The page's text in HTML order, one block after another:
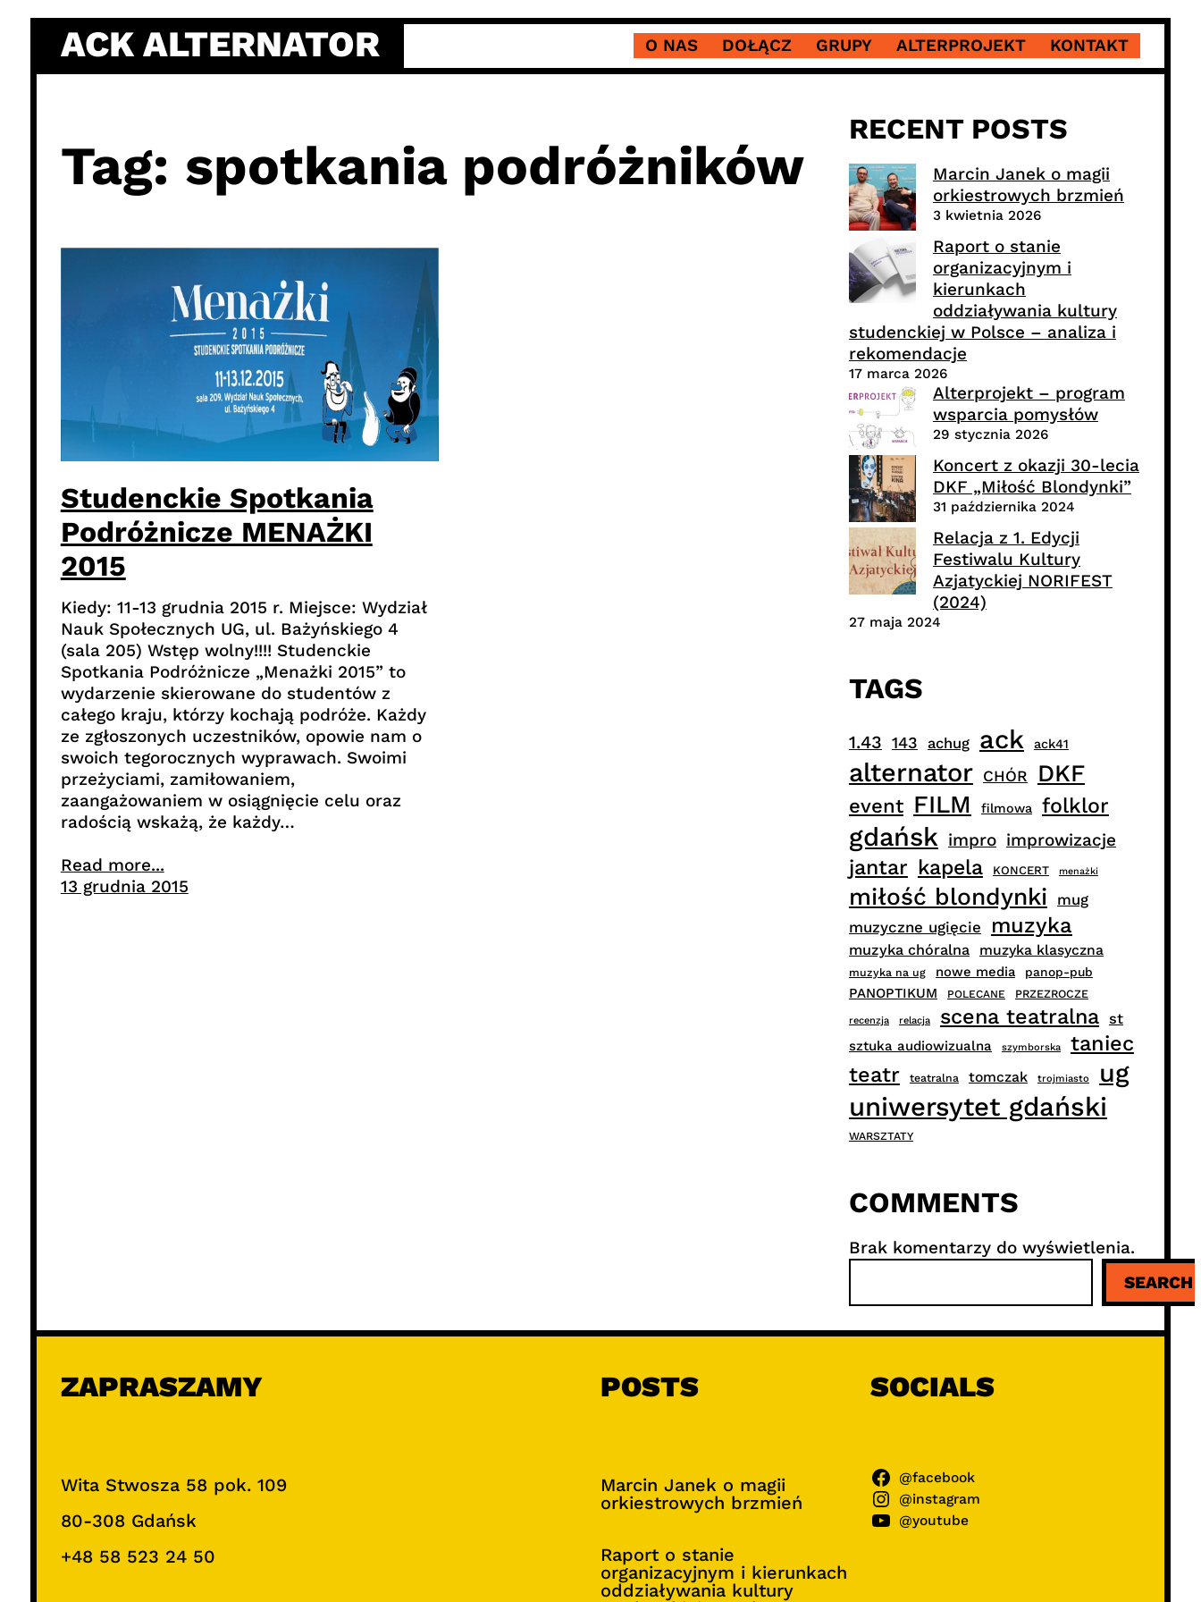
content
ACK ALTERNATOR O NAS DOŁĄCZ GRUPY ALTERPROJEKT KONTAKT
Tag: spotkania podróżników
Studenckie Spotkania
Podróżnicze MENAŻKI
2015
Kiedy: 11-13 grudnia 2015 r. Miejsce: Wydział
Nauk Społecznych UG, ul. Bażyńskiego 4
(sala 205) Wstęp wolny!!!! Studenckie
Spotkania Podróżnicze „Menażki 2015” to
wydarzenie skierowane do studentów z
całego kraju, którzy kochają podróże. Każdy
ze zgłoszonych uczestników, opowie nam o
swoich tegorocznych wyprawach. Swoimi
przeżyciami, zamiłowaniem,
zaangażowaniem w osiągnięcie celu oraz
radością wskażą, że każdy…
Read more...
13 grudnia 2015
RECENT POSTS
Marcin Janek o magii
orkiestrowych brzmień
3 kwietnia 2026
Raport o stanie
organizacyjnym i
kierunkach
oddziaływania kultury
studenckiej w Polsce – analiza i
rekomendacje
17 marca 2026
Alterprojekt – program
wsparcia pomysłów
29 stycznia 2026
Koncert z okazji 30-lecia
DKF „Miłość Blondynki”
31 października 2024
Relacja z 1. Edycji
Festiwalu Kultury
Azjatyckiej NORIFEST
(2024)
27 maja 2024
TAGS
1.43 143 achug ack ack41
alternator CHÓR DKF
event FILM filmowa folklor
gdańsk impro improwizacje
jantar kapela KONCERT menażki
miłość blondynki mug
muzyczne ugięcie muzyka
muzyka chóralna muzyka klasyczna
muzyka na ug nowe media panop-pub
PANOPTIKUM POLECANE PRZEZROCZE
recenzja relacja scena teatralna st
sztuka audiowizualna szymborska
taniec
teatr
teatralna tomczak trojmiasto
ug
uniwersytet gdański
WARSZTATY
COMMENTS
Brak komentarzy do wyświetlenia.
u
k
SEARCH
ZAPRASZAMY
Wita Stwosza 58 pok. 109
80-308 Gdańsk
+48 58 523 24 50
POSTS
Marcin Janek o magii
orkiestrowych brzmień
Raport o stanie
organizacyjnym i kierunkach
oddziaływania kultury
SOCIALS
@facebook
@instagram
@youtube